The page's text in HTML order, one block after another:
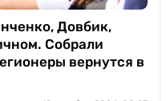
Довбик,
Собрали
вернутся в